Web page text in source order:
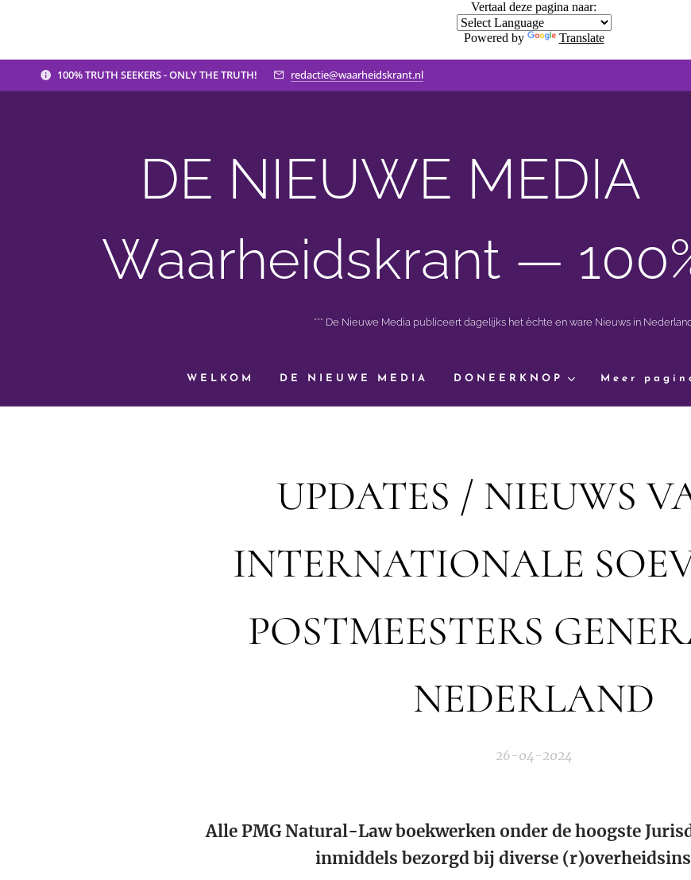
Vertaal deze pagina naar:
Powered by Translate
100% TRUTH SEEKERS - ONLY THE TRUTH! redactie@waarheidskrant.nl
DE NIEUWE MEDIA
Waarheidskrant —
*** De Nieuwe Media publiceert dagelijks het èchte en ware Nieuws in
WELKOM DE NIEUWE MEDIA DONEERKNOP Meer
UPDATES / NIEUWS
INTERNATIONALE
POSTMEESTERS
NEDERLAND
26-04-2024
Alle PMG Natural-Law boekwerken onder de hoogste
inmiddels bezorgd bij diverse